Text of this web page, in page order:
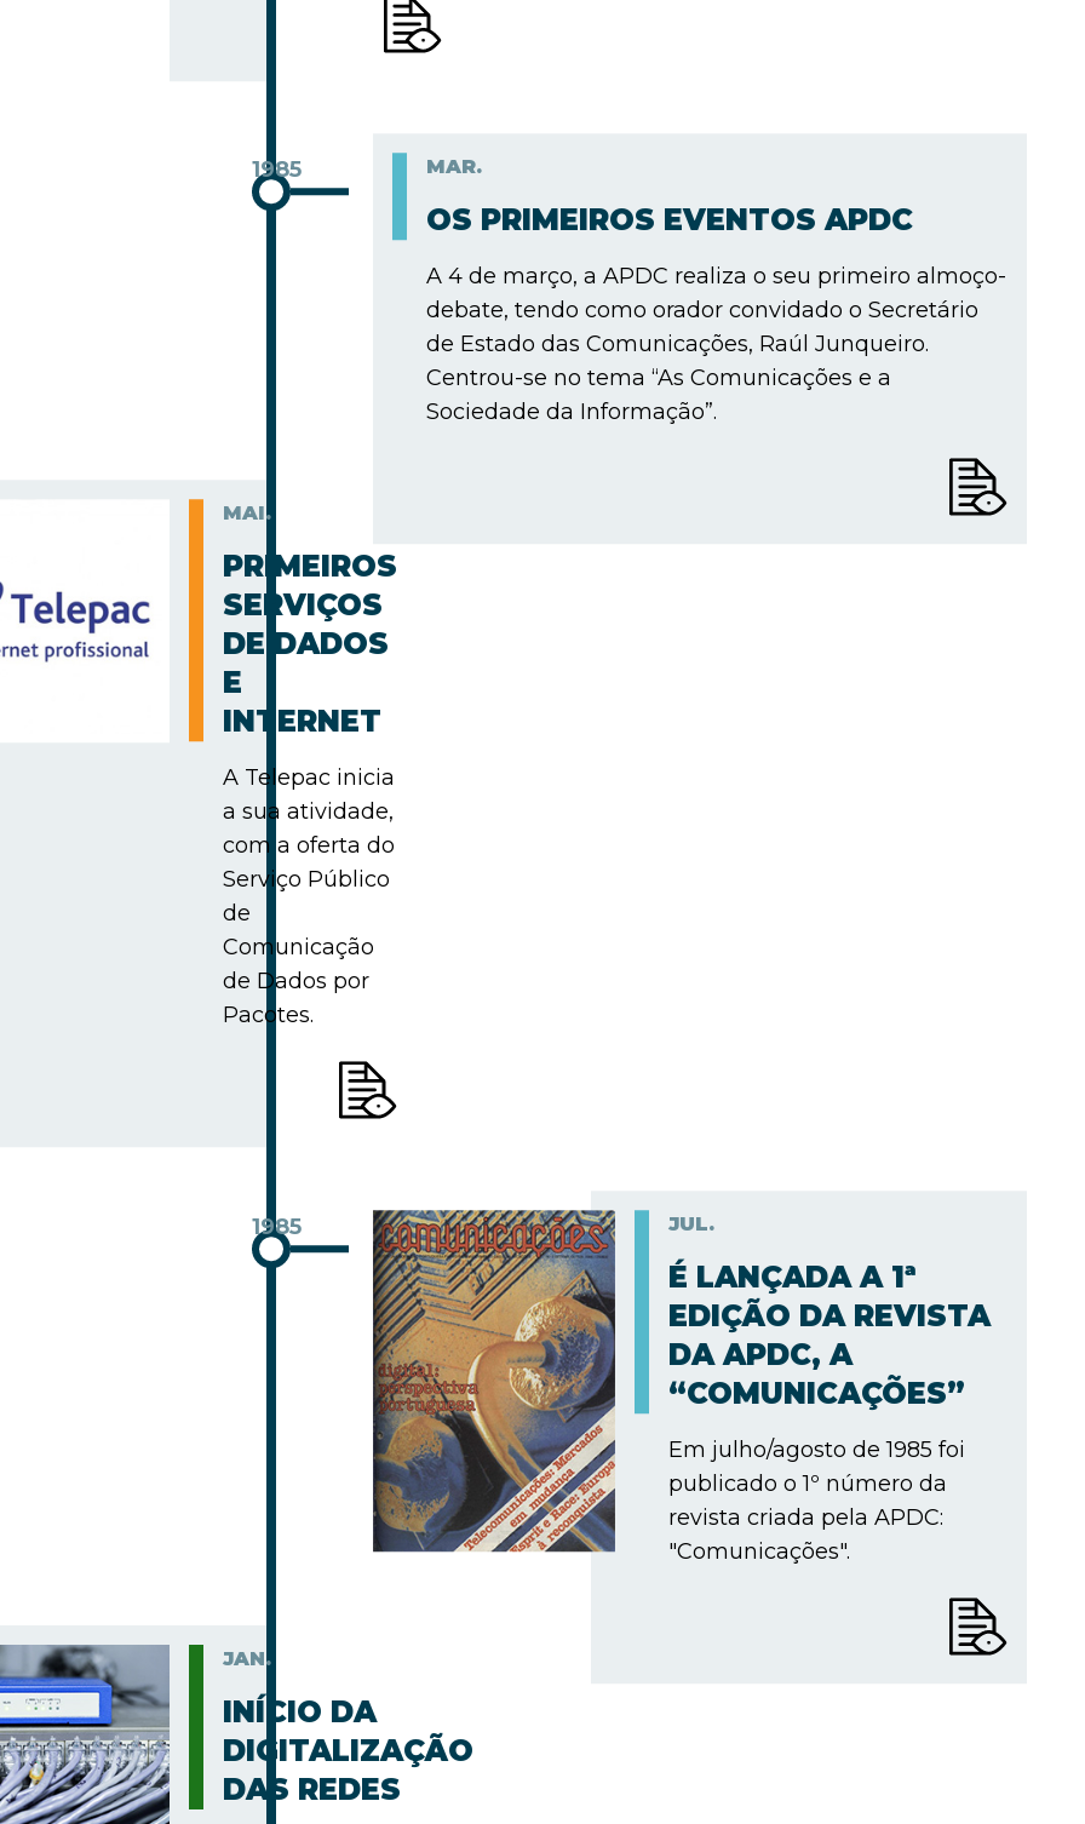
1985 MAR.
OS PRIMEIROS EVENTOS APDC
A 4 de março, a APDC realiza o seu primeiro almoço-
debate, tendo como orador convidado o Secretário
de Estado das Comunicações, Raúl Junqueiro.
Centrou-se no tema “As Comunicações e a
Sociedade da Informação”.
MAI.
PRIMEIROS
SERVIÇOS
DE DADOS
E
INTERNET
A Telepac inicia
a sua atividade,
com a oferta do
Serviço Público
de
Comunicação
de Dados por
Pacotes.
1985 JUL.
É LANÇADA A 1ª
EDIÇÃO DA REVISTA
DA APDC, A
“COMUNICAÇÕES”
Em julho/agosto de 1985 foi
publicado o 1º número da
revista criada pela APDC:
"Comunicações".
JAN.
INÍCIO DA
DIGITALIZAÇÃO
DAS REDES